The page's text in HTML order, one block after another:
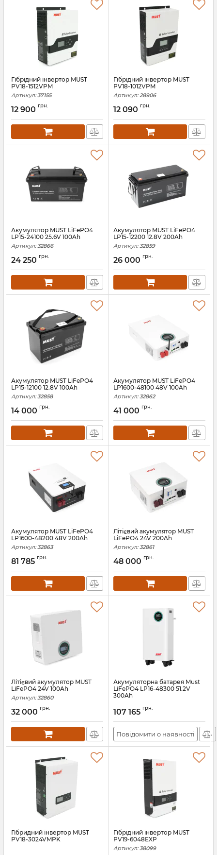
Гiбрiдний інвертор MUST
PV18-1512VPM
Артикул: 37155
12 900 грн.
Гiбрiдний інвертор MUST
PV18-1012VPM
Артикул: 28906
12 090 грн.
Акумулятор MUST LiFePO4
LP15-24100 25.6V 100Ah
Артикул: 32866
24 250 грн.
Акумулятор MUST LiFePO4
LP15-12200 12.8V 200Ah
Артикул: 32859
26 000 грн.
Акумулятор MUST LiFePO4
LP15-12100 12.8V 100Ah
Артикул: 32858
14 000 грн.
Акумулятор MUST LiFePO4
LP1600-48100 48V 100Ah
Артикул: 32862
41 000 грн.
Акумулятор MUST LiFePO4
LP1600-48200 48V 200Ah
Артикул: 32863
81 785 грн.
Літієвий акумулятор MUST
LiFePO4 24V 200Ah
Артикул: 32861
48 000 грн.
Літієвий акумулятор MUST
LiFePO4 24V 100Ah
Артикул: 32860
32 000 грн.
Акумуляторна батарея Must
LiFePO4 LP16-48300 51.2V
300Ah
107 165 грн.
Повідомити о наявності
Гібридний інвертор MUST
PV18-3024VMPK
Гiбрiдний інвертор MUST
PV19-6048EXP
Артикул: 38099